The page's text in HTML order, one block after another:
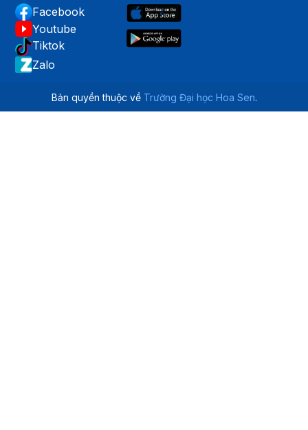
Facebook
Youtube
Tiktok
Zalo
Bản quyền thuộc về Trường Đại học Hoa Sen.